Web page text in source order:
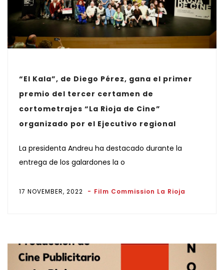
“El Kala”, de Diego Pérez, gana el primer
premio del tercer certamen de
cortometrajes “La Rioja de Cine”
organizado por el Ejecutivo regional
La presidenta Andreu ha destacado durante la
entrega de los galardones la o
17 NOVEMBER, 2022 Film Commission La Rioja